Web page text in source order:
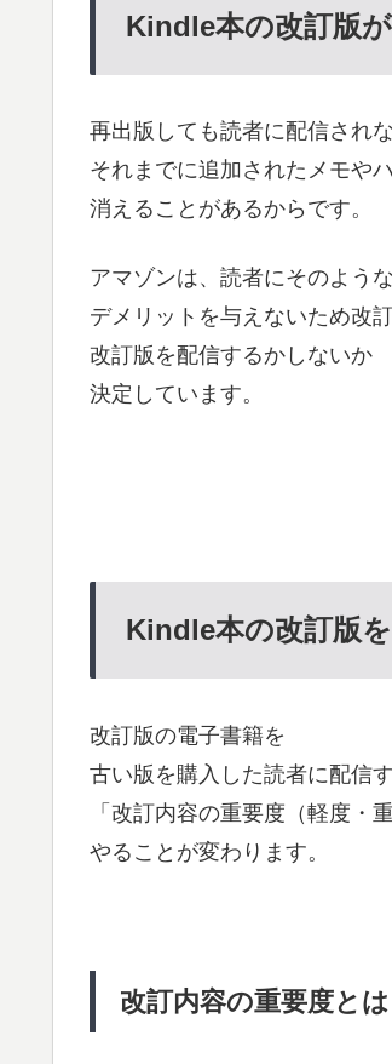
Kindle本の改訂版
再出版しても読者に配信されな
それまでに追加されたメモや
消えることがあるからです。
アマゾンは、読者にそのような
デメリットを与えないため改
改訂版を配信するかしないか
決定しています。
Kindle本の改訂版
改訂版の電子書籍を
古い版を購入した読者に配信
「改訂内容の重要度（軽度・
やることが変わります。
改訂内容の重要度とは